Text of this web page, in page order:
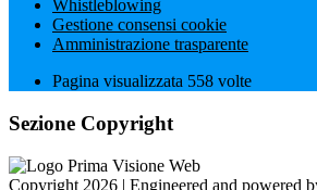
Whistleblowing
Gestione consensi cookie
Amministrazione trasparente
Pagina visualizzata 558 volte
Sezione Copyright
Copyright 2026 | Engineered and powered